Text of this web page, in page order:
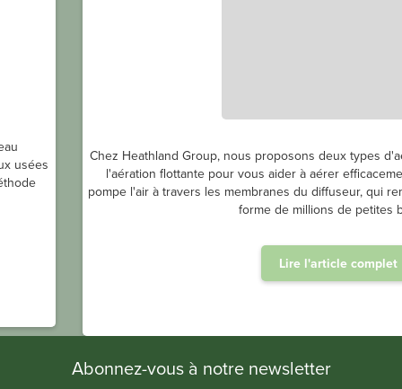
usées
Chez Heathland Group, nous proposons deux types
l'aération flottante pour vous aider à aérer
pompe l'air à travers les membranes du diffuseur, qui
forme de millions de petites
Lire l'article complet
Abonnez-vous à notre newsletter